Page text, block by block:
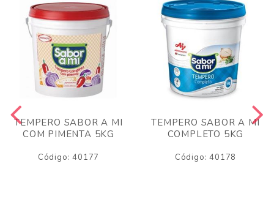
TEMPERO SABOR A MI
COM PIMENTA 5KG
Código: 40177
TEMPERO SABOR A MI
COMPLETO 5KG
Código: 40178